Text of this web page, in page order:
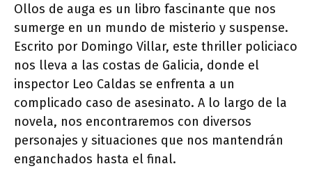
Ollos de auga es un libro fascinante que nos
sumerge en un mundo de misterio y suspense.
Escrito por Domingo Villar, este thriller policiaco
nos lleva a las costas de Galicia, donde el
inspector Leo Caldas se enfrenta a un
complicado caso de asesinato. A lo largo de la
novela, nos encontraremos con diversos
personajes y situaciones que nos mantendrán
enganchados hasta el final.